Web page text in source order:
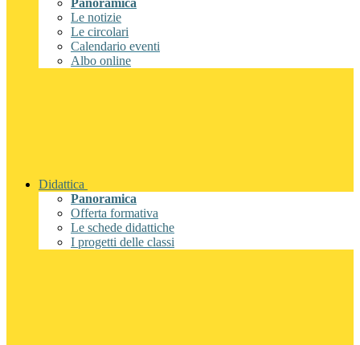
Panoramica
Le notizie
Le circolari
Calendario eventi
Albo online
Didattica
Panoramica
Offerta formativa
Le schede didattiche
I progetti delle classi